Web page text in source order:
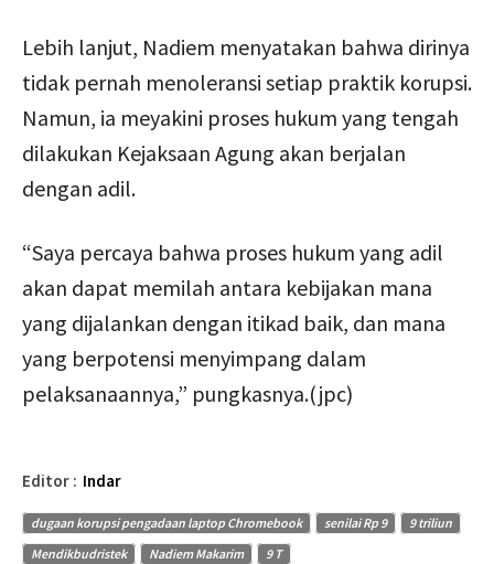
Lebih lanjut, Nadiem menyatakan bahwa dirinya
tidak pernah menoleransi setiap praktik korupsi.
Namun, ia meyakini proses hukum yang tengah
dilakukan Kejaksaan Agung akan berjalan
dengan adil.
“Saya percaya bahwa proses hukum yang adil
akan dapat memilah antara kebijakan mana
yang dijalankan dengan itikad baik, dan mana
yang berpotensi menyimpang dalam
pelaksanaannya,” pungkasnya.(jpc)
Editor : Indar
dugaan korupsi pengadaan laptop Chromebook senilai Rp 9
9 triliun
Mendikbudristek
Nadiem Makarim 9 T